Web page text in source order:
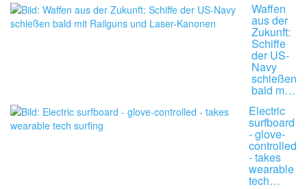
Waffen
aus der
Zukunft:
Schiffe
der US-
Navy
schießen
bald m…
Electric
surfboard
- glove-
controlled
- takes
wearable
tech…